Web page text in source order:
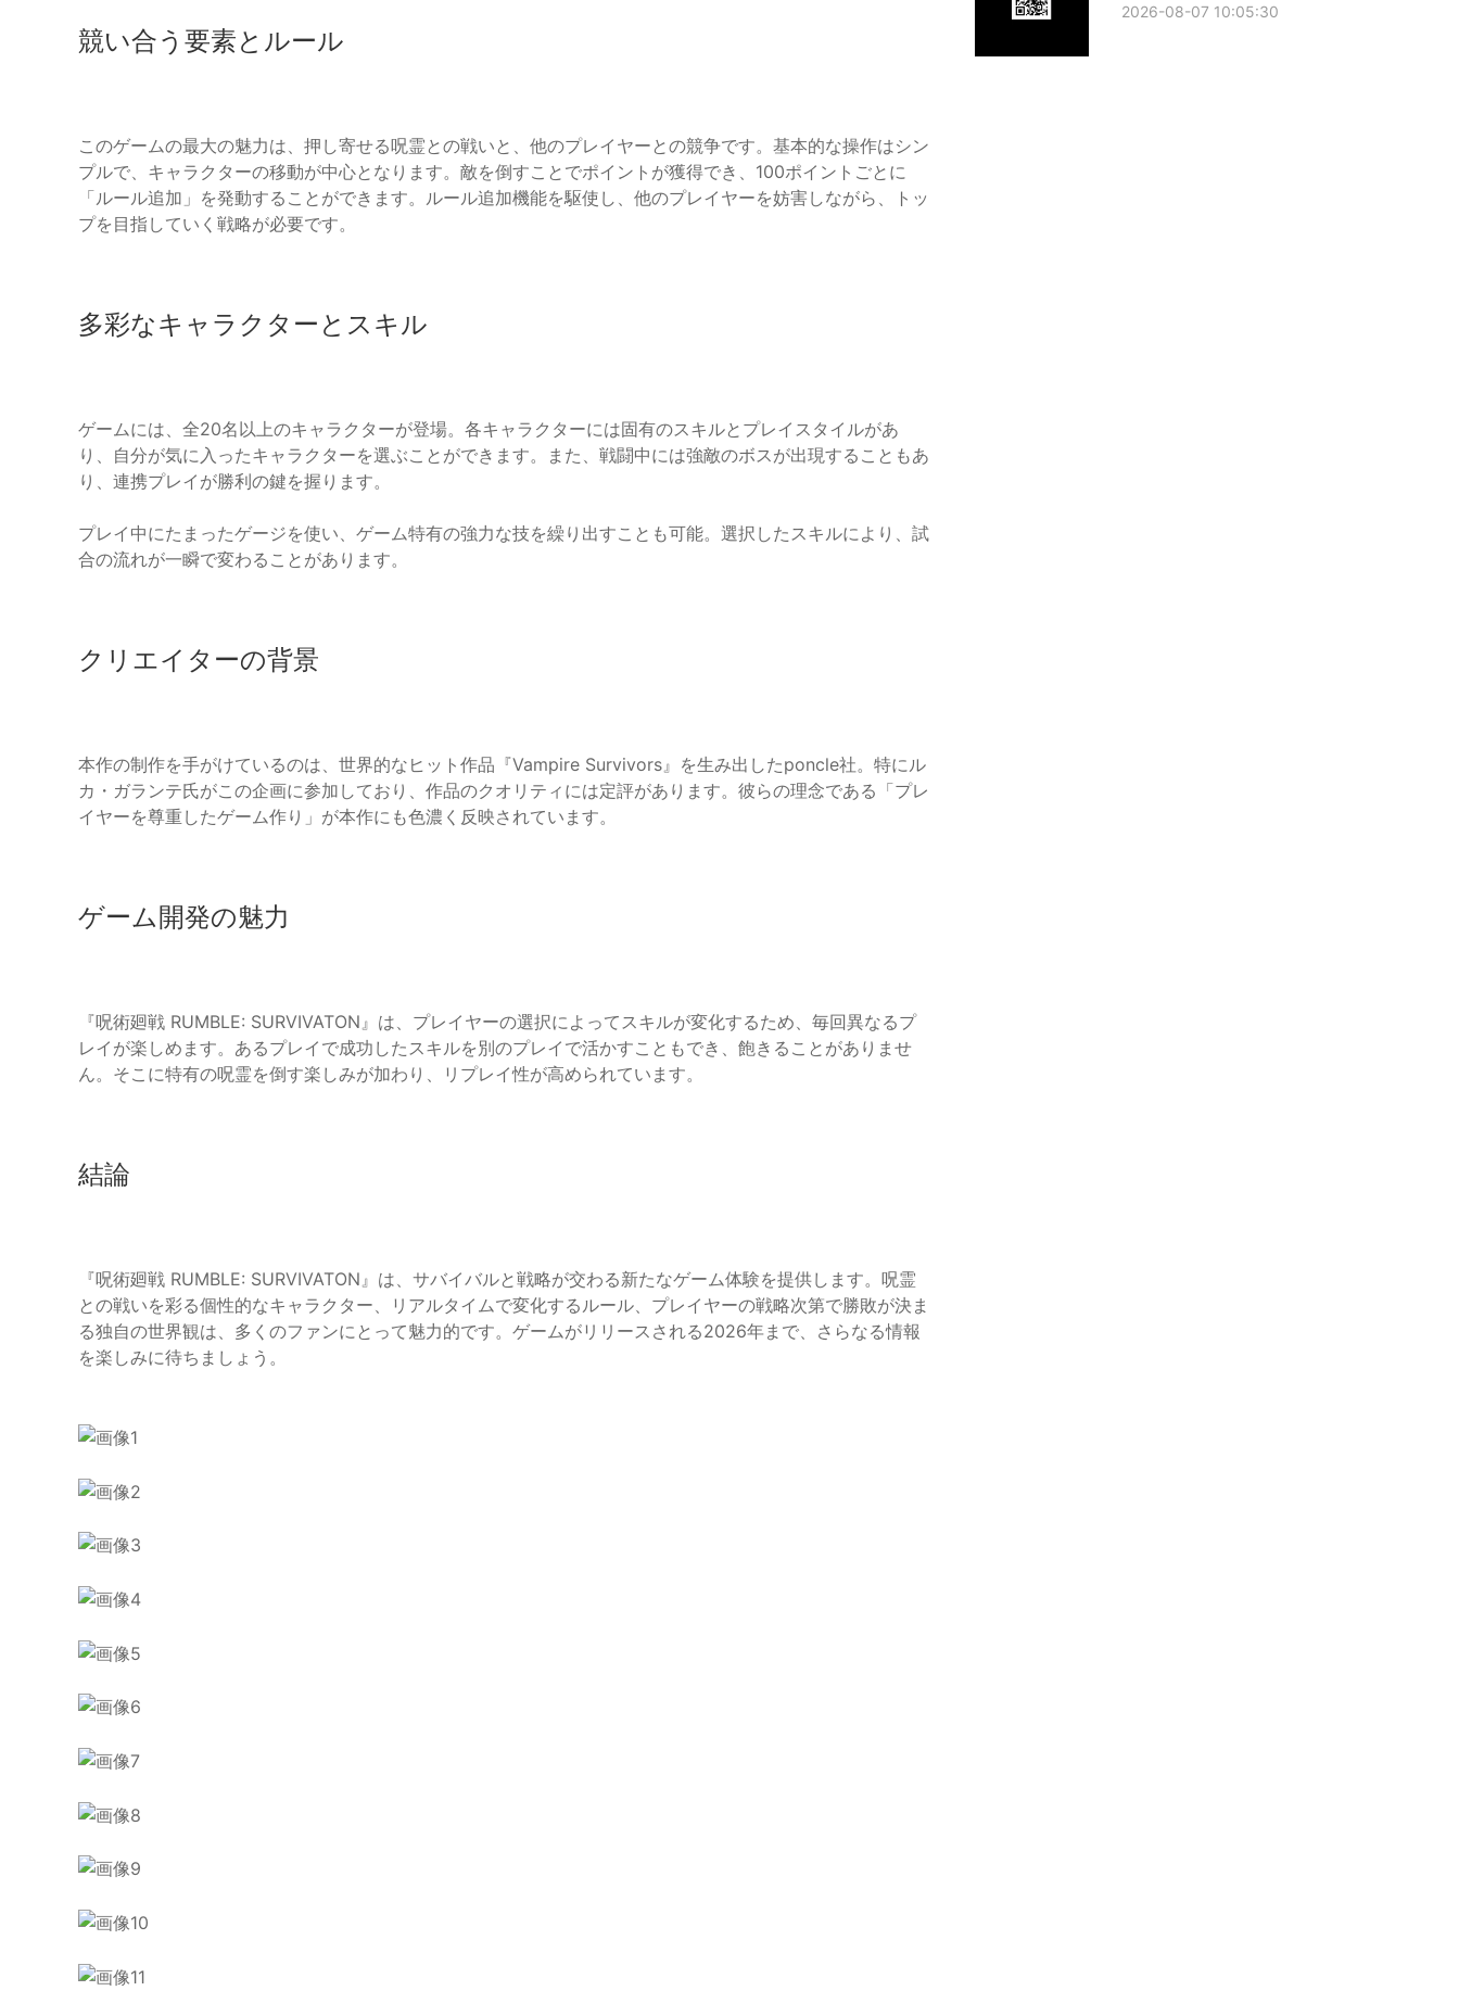
競い合う要素とルール
このゲームの最大の魅力は、押し寄せる呪霊との戦いと、他のプレイヤーとの競争です。基本的な操作はシン
プルで、キャラクターの移動が中心となります。敵を倒すことでポイントが獲得でき、100ポイントごとに
「ルール追加」を発動することができます。ルール追加機能を駆使し、他のプレイヤーを妨害しながら、トッ
プを目指していく戦略が必要です。
多彩なキャラクターとスキル
ゲームには、全20名以上のキャラクターが登場。各キャラクターには固有のスキルとプレイスタイルがあ
り、自分が気に入ったキャラクターを選ぶことができます。また、戦闘中には強敵のボスが出現することもあ
り、連携プレイが勝利の鍵を握ります。
プレイ中にたまったゲージを使い、ゲーム特有の強力な技を繰り出すことも可能。選択したスキルにより、試
合の流れが一瞬で変わることがあります。
クリエイターの背景
本作の制作を手がけているのは、世界的なヒット作品『Vampire Survivors』を生み出したponcle社。特にル
カ・ガランテ氏がこの企画に参加しており、作品のクオリティには定評があります。彼らの理念である「プレ
イヤーを尊重したゲーム作り」が本作にも色濃く反映されています。
ゲーム開発の魅力
『呪術廻戦 RUMBLE: SURVIVATON』は、プレイヤーの選択によってスキルが変化するため、毎回異なるプ
レイが楽しめます。あるプレイで成功したスキルを別のプレイで活かすこともでき、飽きることがありませ
ん。そこに特有の呪霊を倒す楽しみが加わり、リプレイ性が高められています。
結論
『呪術廻戦 RUMBLE: SURVIVATON』は、サバイバルと戦略が交わる新たなゲーム体験を提供します。呪霊
との戦いを彩る個性的なキャラクター、リアルタイムで変化するルール、プレイヤーの戦略次第で勝敗が決ま
る独自の世界観は、多くのファンにとって魅力的です。ゲームがリリースされる2026年まで、さらなる情報
を楽しみに待ちましょう。
2026-08-07 10:05:30